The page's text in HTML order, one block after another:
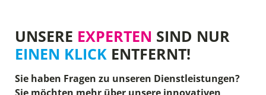
UNSERE EXPERTEN SIND NUR
EINEN KLICK ENTFERNT!
Sie haben Fragen zu unseren Dienstleistungen?
Sie möchten mehr über unsere innovativen